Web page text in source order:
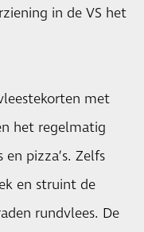
in de VS het
met
het regelmatig
pizza’s. Zelfs
en struint de
rundvlees. De